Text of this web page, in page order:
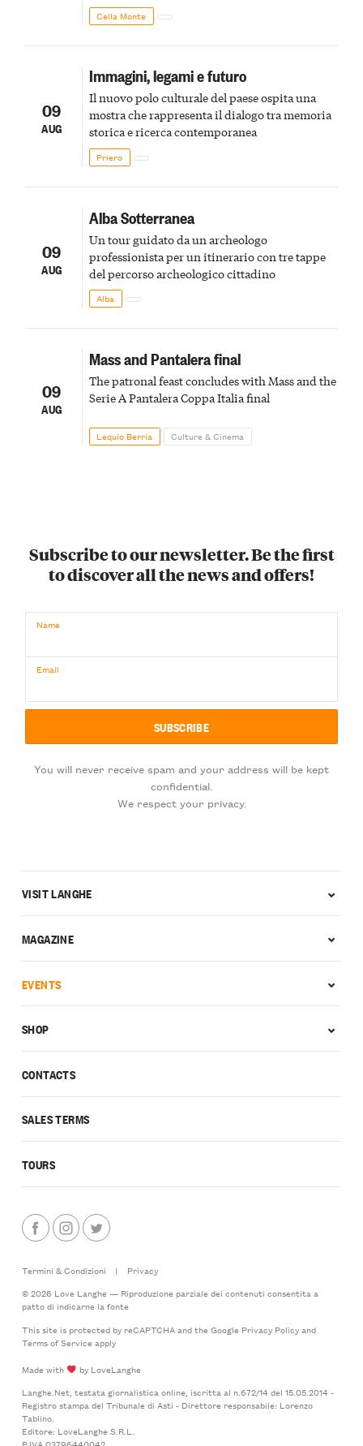
Cella Monte
09
AUG
Immagini, legami e futuro
Il nuovo polo culturale del paese ospita una
mostra che rappresenta il dialogo tra memoria
storica e ricerca contemporanea
Priero
09
AUG
Alba Sotterranea
Un tour guidato da un archeologo
professionista per un itinerario con tre tappe
del percorso archeologico cittadino
Alba
09
AUG
Mass and Pantalera final
The patronal feast concludes with Mass and the
Serie A Pantalera Coppa Italia final
Lequio Berria Culture & Cinema
Subscribe to our newsletter. Be the first
to discover all the news and offers!
Name
Email
You will never receive spam and your address will be kept
confidential.
We respect your privacy.
CONTACTS
SALES TERMS
TOURS
VISIT LANGHE
MAGAZINE
EVENTS
SHOP
Termini & Condizioni |
Privacy
© 2026 Love Langhe — Riproduzione parziale dei contenuti consentita a
patto di indicarne la fonte
This site is protected by reCAPTCHA and the Google Privacy Policyand
Terms of Serviceapply
Made with
by LoveLanghe
Langhe.Net, testata giornalistica online, iscritta al n.672/14 del 15.05.2014 -
Registro stampa del Tribunale di Asti - Direttore responsabile: Lorenzo
Tablino.
Editore: LoveLanghe S.R.L.